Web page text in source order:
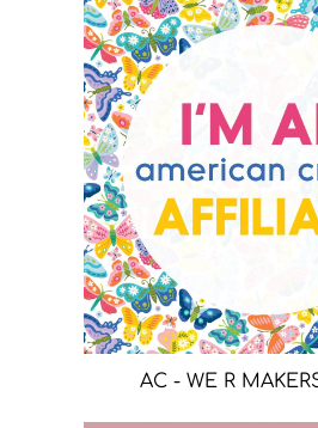
AC - WE R